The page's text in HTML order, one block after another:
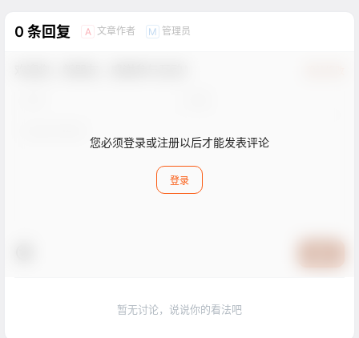
0 条回复 A 文章作者 M 管理员
您必须登录或注册以后才能发表评论
登录
暂无讨论，说说你的看法吧